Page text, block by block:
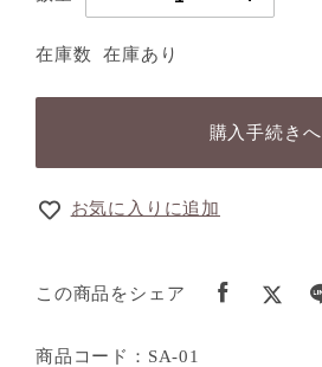
在庫数 在庫あり
購入手続きへ
お気に入りに追加
この商品をシェア
商品コード：SA-01